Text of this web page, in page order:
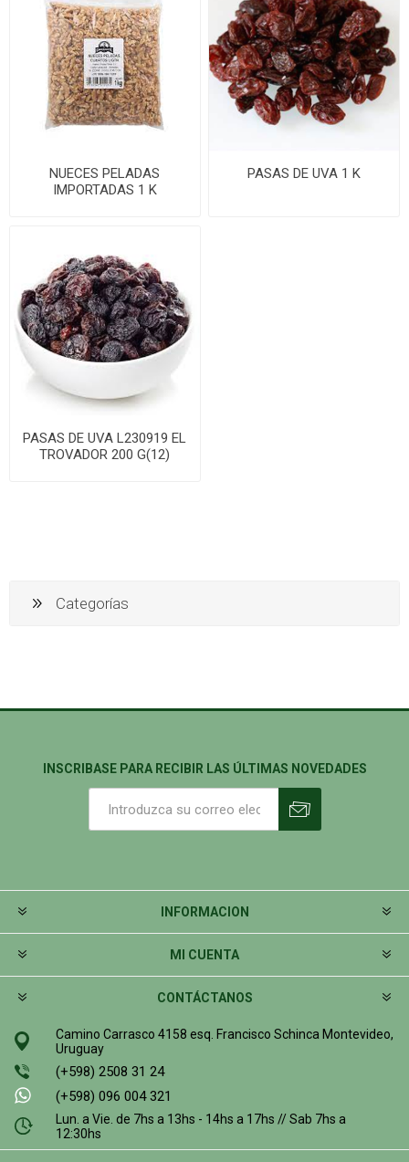
NUECES PELADAS
IMPORTADAS 1 K
PASAS DE UVA 1 K
PASAS DE UVA L230919 EL
TROVADOR 200 G(12)
Categorías
INSCRIBASE PARA RECIBIR LAS ÚLTIMAS NOVEDADES
INFORMACION
MI CUENTA
CONTÁCTANOS
Camino Carrasco 4158 esq. Francisco Schinca Montevideo,
Uruguay
(+598) 2508 31 24
(+598) 096 004 321
Lun. a Vie. de 7hs a 13hs - 14hs a 17hs // Sab 7hs a
12:30hs